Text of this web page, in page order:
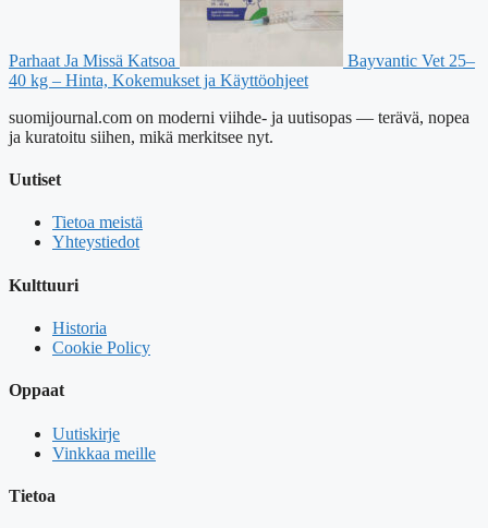
Parhaat Ja Missä Katsoa
Bayvantic Vet 25–
40 kg – Hinta, Kokemukset ja Käyttöohjeet
suomijournal.com on moderni viihde- ja uutisopas — terävä, nopea
ja kuratoitu siihen, mikä merkitsee nyt.
Uutiset
Tietoa meistä
Yhteystiedot
Kulttuuri
Historia
Cookie Policy
Oppaat
Uutiskirje
Vinkkaa meille
Tietoa